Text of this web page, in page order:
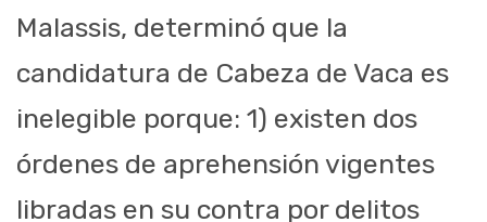
Malassis, determinó que la
candidatura de Cabeza de Vaca es
inelegible porque: 1) existen dos
órdenes de aprehensión vigentes
libradas en su contra por delitos